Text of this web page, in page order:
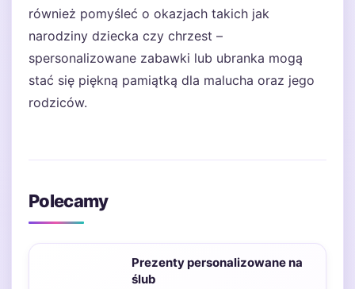
również pomyśleć o okazjach takich jak
narodziny dziecka czy chrzest –
spersonalizowane zabawki lub ubranka mogą
stać się piękną pamiątką dla malucha oraz jego
rodziców.
Polecamy
Prezenty personalizowane na
ślub